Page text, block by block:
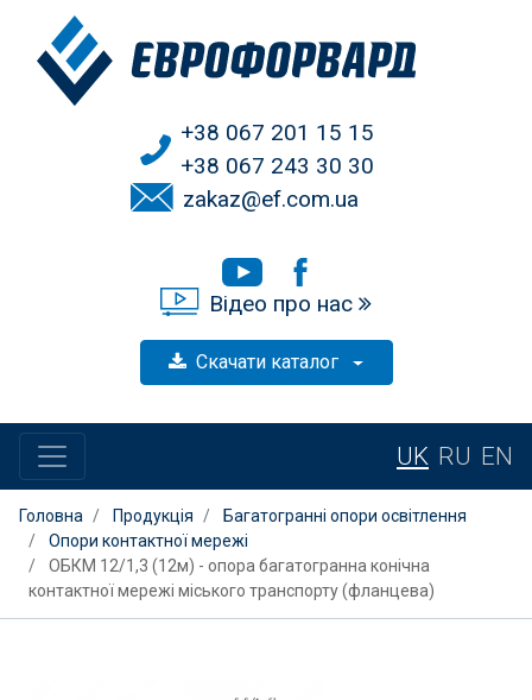
+38 067 201 15 15
+38 067 243 30 30
zakaz@ef.com.ua
Відео про нас
Скачати каталог
UK RU EN
Головна Продукція
Багатогранні опори освітлення
Опори контактної мережі
ОБКМ 12/1,3 (12м) - опора багатогранна конічна
контактної мережі міського транспорту (фланцева)